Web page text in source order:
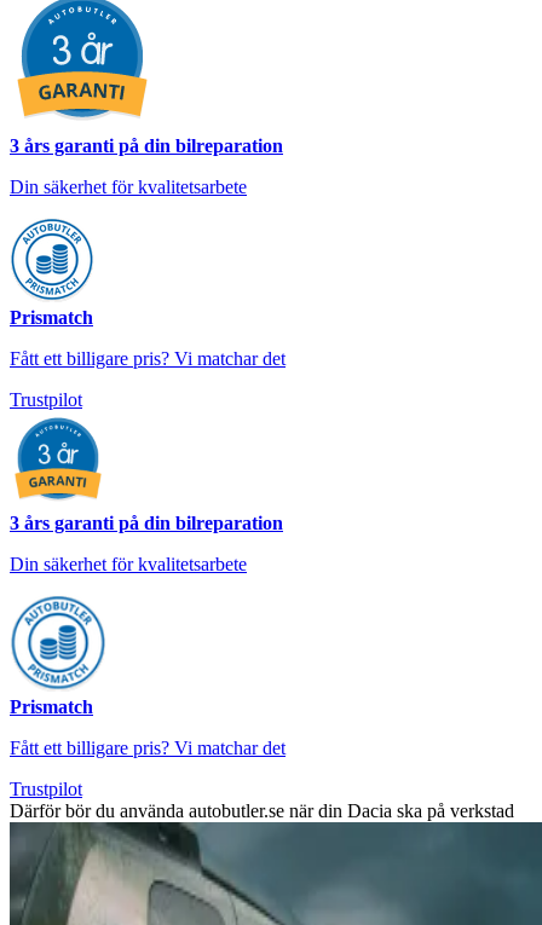
3 års garanti på din bilreparation
Din säkerhet för kvalitetsarbete
Prismatch
Fått ett billigare pris? Vi matchar det
Trustpilot
3 års garanti på din bilreparation
Din säkerhet för kvalitetsarbete
Prismatch
Fått ett billigare pris? Vi matchar det
Trustpilot
Därför bör du använda autobutler.se när din Dacia ska på verkstad